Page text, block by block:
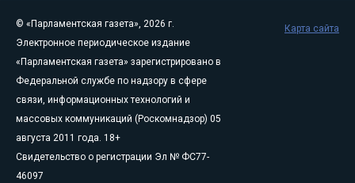
© «Парламентская газета», 2026 г.
Электронное периодическое издание
«Парламентская газета» зарегистрировано в
Федеральной службе по надзору в сфере
связи, информационных технологий и
массовых коммуникаций (Роскомнадзор) 05
августа 2011 года. 18+
Свидетельство о регистрации Эл № ФС77-
46097
Карта сайта